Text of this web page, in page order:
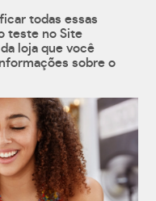
todas essas
teste no Site
loja que você
sobre o